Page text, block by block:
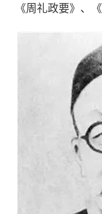
《周礼政要》、